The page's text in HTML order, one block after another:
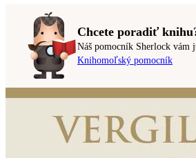
Chcete poradiť
Náš pomocník Sherlock vám
Knihomoľský pomocník